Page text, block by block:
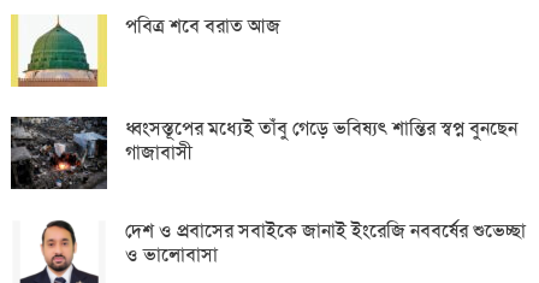
পবিত্র শবে বরাত আজ
ধ্বংসস্তূপের মধ্যেই তাঁবু গেড়ে ভবিষ্যৎ শান্তির স্বপ্ন বুনছেন
গাজাবাসী
দেশ ও প্রবাসের সবাইকে জানাই ইংরেজি নববর্ষের শুভেচ্ছা
ও ভালোবাসা